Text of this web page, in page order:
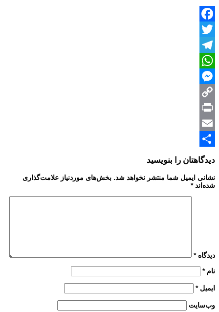
Facebook
Twitter
Telegram
WhatsApp
Messenger
Copy
Link
Print
Email
Share
دیدگاهتان را بنویسید
نشانی ایمیل شما منتشر نخواهد شد. بخش‌های موردنیاز علامت‌گذاری
شده‌اند*
دیدگاه*
نام*
ایمیل*
وب‌سایت